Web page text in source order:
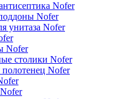
Nofer
Nofer
унитаза Nofer
Nofer
столики Nofer
Nofer